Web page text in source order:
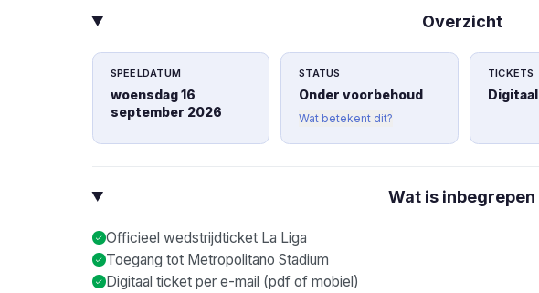
Overzicht
SPEELDATUM
woensdag 16
september 2026
STATUS
Onder voorbehoud
Wat betekent dit?
TICKETS
Digitaal
Wat is inbegrepen
Officieel wedstrijdticket La Liga
Toegang tot Metropolitano Stadium
Digitaal ticket per e-mail (pdf of mobiel)